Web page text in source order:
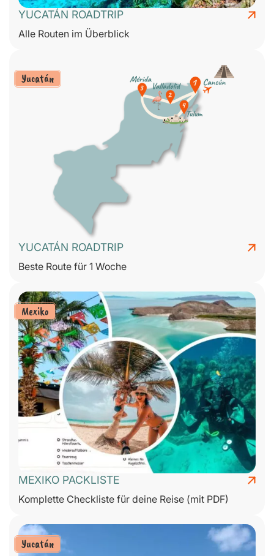
YUCATÁN ROADTRIP
Alle Routen im Überblick
Yucatán
YUCATÁN ROADTRIP
Beste Route für 1 Woche
Mexiko
MEXIKO PACKLISTE
Komplette Checkliste für deine Reise (mit PDF)
Yucatán